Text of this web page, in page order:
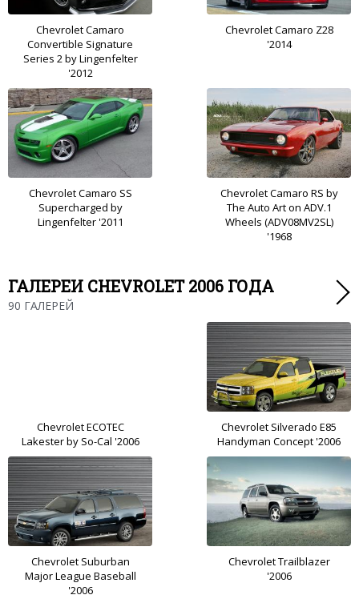
Chevrolet Camaro
Convertible Signature
Series 2 by Lingenfelter
'2012
Chevrolet Camaro Z28
'2014
Chevrolet Camaro SS
Supercharged by
Lingenfelter '2011
Chevrolet Camaro RS by
The Auto Art on ADV.1
Wheels (ADV08MV2SL)
'1968
ГАЛЕРЕИ CHEVROLET 2006 ГОДА
90 ГАЛЕРЕЙ
Chevrolet ECOTEC
Lakester by So-Cal '2006
Chevrolet Silverado E85
Handyman Concept '2006
Chevrolet Suburban
Major League Baseball
'2006
Chevrolet Trailblazer
'2006